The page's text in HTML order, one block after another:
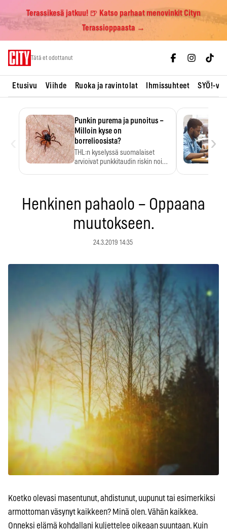
Terassikesä jatkuu! 🍺 Katso parhaat menovinkit Cityn
Terassioppaasta →
Tätä et odottanut
Etusivu Viihde Ruoka ja ravintolat Ihmissuhteet SYÖ!-
Punkin purema ja punoitus –
Milloin kyse on
borrelioosista?
THL:n kyselyssä suomalaiset
arvioivat punkkitaudin riskin noin
›
Henkinen pahaolo – Oppaana
muutokseen.
24.3.2019 14:35
Koetko olevasi masentunut, ahdistunut, uupunut tai esimerkiksi
armottoman väsynyt kaikkeen? Minä olen. Vähän kaikkea.
Onneksi elämä kohdallani kuljettelee oikeaan suuntaan. Kuin